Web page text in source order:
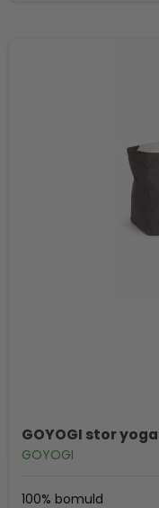
GOYOGI stor
GOYOGI
100% bomuld